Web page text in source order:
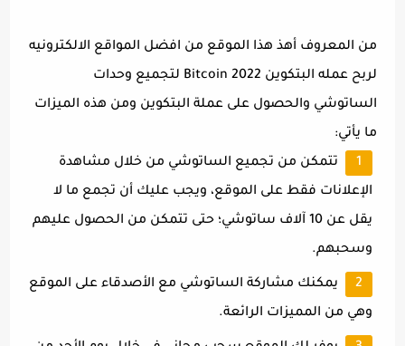
من المعروف أهذ هذا الموقع من افضل المواقع الالكترونيه
لربح عمله البتكوين Bitcoin 2022 لتجميع وحدات
الساتوشي والحصول على عملة البتكوين ومن هذه الميزات
ما يأتي:
تتمكن من تجميع الساتوشي من خلال مشاهدة
الإعلانات فقط على الموقع، ويجب عليك أن تجمع ما لا
يقل عن 10 آلاف ساتوشي؛ حتى تتمكن من الحصول عليهم
وسحبهم.
يمكنك مشاركة الساتوشي مع الأصدقاء على الموقع
وهي من المميزات الرائعة.